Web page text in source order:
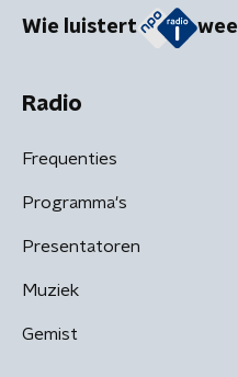
Wie luistert
Radio
Frequenties
Programma's
Presentatoren
Muziek
Gemist